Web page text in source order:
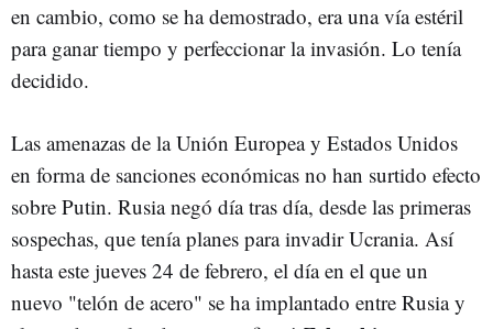
en cambio, como se ha demostrado, era una vía estéril
para ganar tiempo y perfeccionar la invasión. Lo tenía
decidido.
Las amenazas de la Unión Europea y Estados Unidos
en forma de sanciones económicas no han surtido efecto
sobre Putin. Rusia negó día tras día, desde las primeras
sospechas, que tenía planes para invadir Ucrania. Así
hasta este jueves 24 de febrero, el día en el que un
nuevo "telón de acero" se ha implantado entre Rusia y